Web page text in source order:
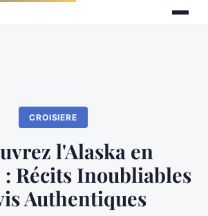
CROISIERE
l'Alaska en
Récits Inoubliables
Authentiques